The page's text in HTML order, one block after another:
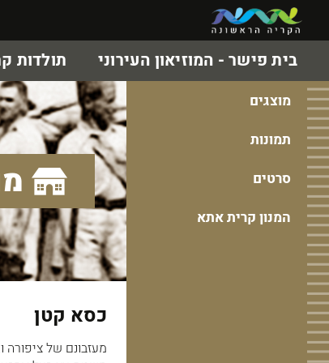
בית פישר - המוזיאון העירוני תולדות
מוצגים
תמונות
סרטים
המנון קרית אתא
כסא קטן
מעזבונם של